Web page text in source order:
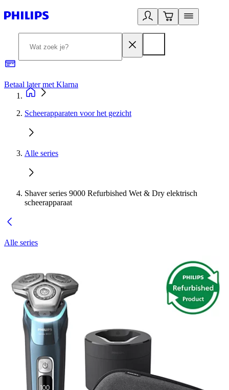
Betaal later met Klarna
Scheerapparaten voor het gezicht
Alle series
Shaver series 9000 Refurbished Wet & Dry elektrisch
scheerapparaat
Alle series